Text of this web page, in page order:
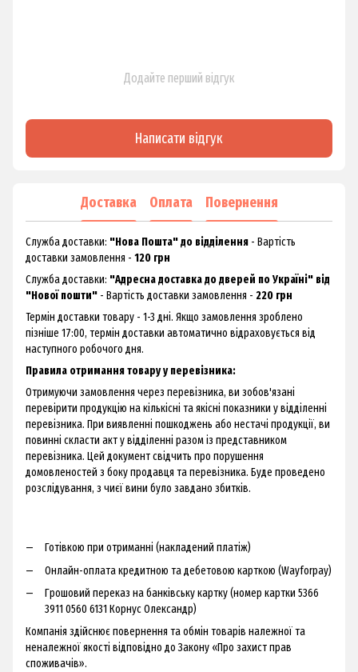
Додайте перший відгук
Написати відгук
Доставка Оплата Повернення
Служба доставки: "Нова Пошта" до відділення - Вартість
доставки замовлення - 120 грн
Служба доставки: "Адресна доставка до дверей по Україні" від
"Нової пошти" - Вартість доставки замовлення - 220 грн
Термін доставки товару - 1-3 дні. Якщо замовлення зроблено
пізніше 17:00, термін доставки автоматично відраховується від
наступного робочого дня.
Правила отримання товару у перевізника:
Отримуючи замовлення через перевізника, ви зобов'язані
перевірити продукцію на кількісні та якісні показники у відділенні
перевізника. При виявленні пошкоджень або нестачі продукції, ви
повинні скласти акт у відділенні разом із представником
перевізника. Цей документ свідчить про порушення
домовленостей з боку продавця та перевізника. Буде проведено
розслідування, з чиєї вини було завдано збитків.
Готівкою при отриманні (накладений платіж)
Онлайн-оплата кредитною та дебетовою карткою (Wayforpay)
Грошовий переказ на банківську картку (номер картки 5366
3911 0560 6131 Корнус Олександр)
Компанія здійснює повернення та обмін товарів належної та
неналежної якості відповідно до Закону «Про захист прав
споживачів».